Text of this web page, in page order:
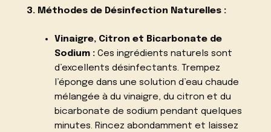
3. Méthodes de Désinfection Naturelles :
Vinaigre, Citron et Bicarbonate de
Sodium :Ces ingrédients naturels sont
d’excellents désinfectants. Trempez
l’éponge dans une solution d’eau chaude
mélangée à du vinaigre, du citron et du
bicarbonate de sodium pendant quelques
minutes. Rincez abondamment et laissez